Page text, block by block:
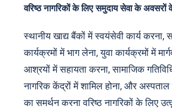
वरिष्ठ नागरिकों के लिए समुदाय सेवा के अवसरों
स्थानीय खाद्य बैंकों में स्वयंसेवी कार्य करना,
कार्यक्रमों में भाग लेना, युवा कार्यक्रमों में
आश्रयों में सहायता करना, सामाजिक
नागरिक केंद्रों में शामिल होना, और
का समर्थन करना वरिष्ठ नागरिकों के लिए